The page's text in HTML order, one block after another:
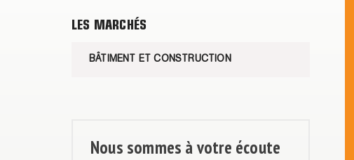
LES MARCHÉS
BÂTIMENT ET CONSTRUCTION
Nous sommes à votre écoute